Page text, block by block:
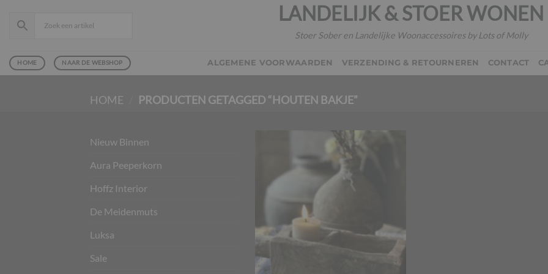
naar
LANDELIJK & STOER WONEN
Stoer Sober en Landelijke Woonaccessoires by Lots of Molly
HOME NAAR DE WEBSHOP ALGEMENE VOORWAARDEN VERZENDING & RETOURNEREN CONTACT
HOME PRODUCTEN GETAGGED “HOUTEN BAKJE”
Nieuw Binnen
Aura Peeperkorn
Hoffz Interior
De Meidenmuts
Luksa
Sale